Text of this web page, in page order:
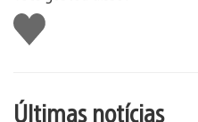
Curtir
Últimas notícias